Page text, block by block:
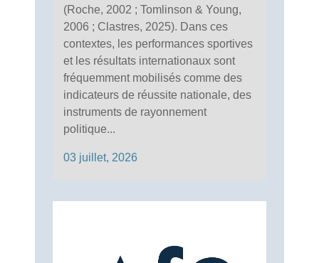
(Roche, 2002 ; Tomlinson & Young,
2006 ; Clastres, 2025). Dans ces
contextes, les performances sportives
et les résultats internationaux sont
fréquemment mobilisés comme des
indicateurs de réussite nationale, des
instruments de rayonnement
politique...
03 juillet, 2026